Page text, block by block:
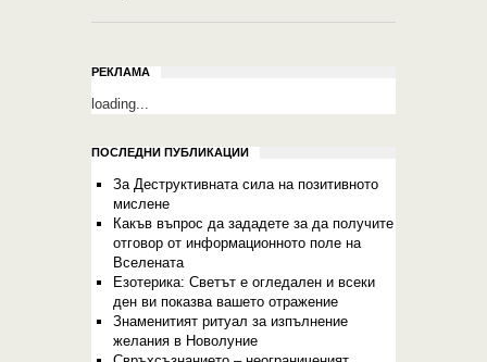
РЕКЛАМА
loading...
ПОСЛЕДНИ ПУБЛИКАЦИИ
За Деструктивната сила на позитивното
мислене
Какъв въпрос да зададете за да получите
отговор от информационното поле на
Вселената
Езотерика: Светът е огледален и всеки
ден ви показва вашето отражение
Знаменитият ритуал за изпълнение
желания в Новолуние